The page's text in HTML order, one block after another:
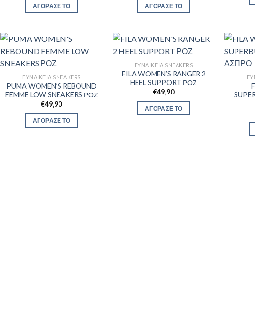
ΑΓΟΡΑΣΕ ΤΟ ΑΓΟΡΑΣΕ ΤΟ
ΓΥΝΑΙΚΕΊΑ SNEAKERS
PUMA WOMEN’S REBOUND
FEMME LOW SNEAKERS ΡΟΖ
€49,90
ΑΓΟΡΑΣΕ ΤΟ
ΓΥΝΑΙΚΕΊΑ SNEAKERS
FILA WOMEN’S RANGER 2
HEEL SUPPORT ΡΟΖ
€49,90
ΑΓΟΡΑΣΕ ΤΟ